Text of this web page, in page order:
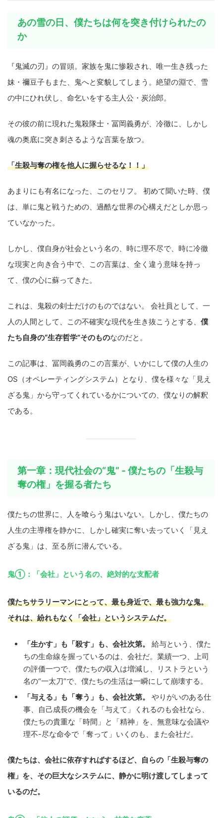
あの雪の日、僕たちは何を突き付けられたの
か
『鬼滅の刃』の冒頭。家族を鬼に惨殺され、唯一生き残った
妹・禰豆子もまた、鬼へと変貌してしまう。絶望の淵で、雪
の中にひれ伏し、命乞いをする主人公・炭治郎。
その彼の前に現れた鬼殺隊士・冨岡義勇が、冷徹に、しかし
魂の奥底に突き刺さるような言葉を放つ。
「生殺与奪の権を他人に握らせるな！！」
あまりにも有名になった、このセリフ。 初めて聞いた時、僕
は、単に鬼と戦うための、過酷な世界の心構えだとしか思っ
ていなかった。
しかし、僕自身が社会という名の、時に理不尽で、時に冷徹
な現実と向き合う中で、この言葉は、全く違う意味を持っ
て、僕の心に蘇ってきた。
これは、鬼殺の剣士だけのものではない。 会社員として、一
人の人間として、この不確実な現代を生き抜こうとする、 僕
たち自身の“生存哲学”そのものなのだと。
この記事は、冨岡義勇のこの言葉が、いかにして僕の人生の
OS（オペレーティングシステム）となり、僕を様々な「見え
ざる鬼」から守ってくれているかについての、僕なりの解釈
である。
第一章：現代社会の“鬼” - 僕たちの「生殺与
奪の権」を握る者たち
僕たちの世界に、人を喰らう鬼はいない。しかし、僕たちの
人生の主導権を静かに、しかし確実に奪い去っていく「見え
ざる鬼」は、至る所に潜んでいる。
鬼①：「会社」という名の、絶対的な支配者
僕たちサラリーマンにとって、最も身近で、最も強力な鬼。
それは、紛れもなく「会社」というシステムだ。
「生かす」も「殺す」も、会社次第。
給与という、僕た
ちの生命線を握っているのは、会社だ。業績一つ、上司
の評価一つで、僕たちの収入は増減し、リストラという
名の“一太刀”で、僕たちの生活は一瞬にして崩壊する。
「与える」も「奪う」も、会社次第。
やりがいのある仕
事、自己成長の機会を「与えて」くれるのも会社なら、
僕たちの貴重な「時間」と「精神」を、無意味な会議や
理不-尽な命令で「奪って」いくのも、また会社だ。
僕たちは、会社に依存すればするほど、自らの「生殺与奪の
権」を、その巨大なシステムに、静かに明け渡してしまって
いるのだ。